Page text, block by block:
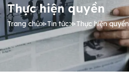
Thực hiện quyền
Trang chủ≫Tin tức≫Thực hiện quyền